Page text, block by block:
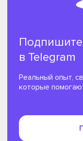
в Telegram
Реальный опыт,
которые